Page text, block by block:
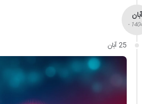
آبان
25 آبان